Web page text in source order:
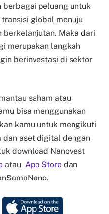
berbagai peluang untuk
global menuju
berkelanjutan. Maka dari
merupakan langkah
berinvestasi di sektor
saham atau
bisa menggunakan
kamu untuk mengikuti
dan aset digital dengan
download Nanovest
atau App Store dan